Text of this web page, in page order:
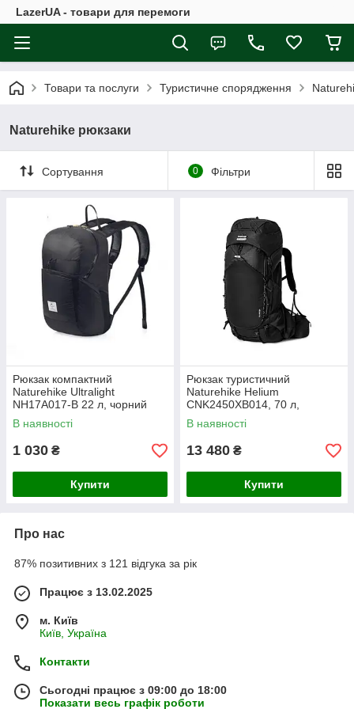
LazerUA - товари для перемоги
Товари та послуги Туристичне спорядження
Naturehike рюкзаки
Сортування 0 Фільтри
Рюкзак компактний
Naturehike Ultralight
NH17A017-B 22 л, чорний
В наявності
1 030 ₴
Купити
Рюкзак туристичний
Naturehike Helium
CNK2450XB014, 70 л,
чорний, L
В наявності
13 480 ₴
Купити
Про нас
87% позитивних з 121 відгука за рік
Працює з 13.02.2025
м. Київ
Київ, Україна
Контакти
Сьогодні працює з 09:00 до 18:00
Показати весь графік роботи